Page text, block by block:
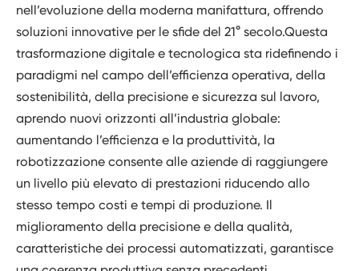
nell’evoluzione della moderna manifattura, offrendo
soluzioni innovative per le sfide del 21° secolo.Questa
trasformazione digitale e tecnologica sta ridefinendo i
paradigmi nel campo dell’efficienza operativa, della
sostenibilità, della precisione e sicurezza sul lavoro,
aprendo nuovi orizzonti all’industria globale:
aumentando l’efficienza e la produttività, la
robotizzazione consente alle aziende di raggiungere
un livello più elevato di prestazioni riducendo allo
stesso tempo costi e tempi di produzione. Il
miglioramento della precisione e della qualità,
caratteristiche dei processi automatizzati, garantisce